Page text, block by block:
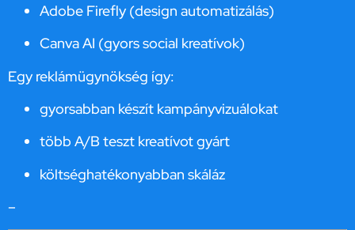
Adobe Firefly (design automatizálás)
Canva AI (gyors social kreatívok)
Egy reklámügynökség így:
gyorsabban készít kampányvizuálokat
több A/B teszt kreatívot gyárt
költséghatékonyabban skáláz
–